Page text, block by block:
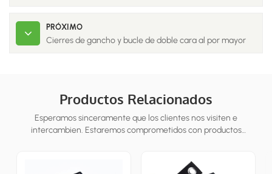
PRÓXIMO
Cierres de gancho y bucle de doble cara al por mayor
Productos Relacionados
Esperamos sinceramente que los clientes nos visiten e
intercambien. Estaremos comprometidos con productos